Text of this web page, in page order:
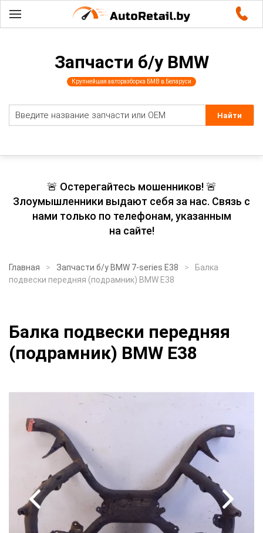
Запчасти б/у BMW
Крупнейшая авторазборка БМВ в Беларуси
🚨 Остерегайтесь мошенников! 🚨
Злоумышленники выдают себя за нас. Связь с
нами только по телефонам, указанным
на сайте!
Главная Запчасти б/у BMW 7-series E38
Балка
подвески передняя (подрамник) BMW E38
Балка подвески передняя
(подрамник) BMW E38